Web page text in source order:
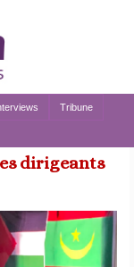
Tribune
dirigeants